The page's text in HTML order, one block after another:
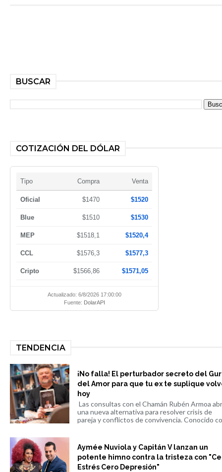
BUSCAR
COTIZACIÓN DEL DÓLAR
Tipo Compra Venta
Oficial $1470 $1520
Blue $1510 $1530
MEP $1518,1 $1520,4
CCL $1576,3 $1577,3
Cripto $1566,86 $1571,05
Actualizado: 6/8/2026 17:00:00
Fuente: DolarAPI
TENDENCIA
¡No falla! El perturbador secreto del
del Amor para que tu ex te suplique
hoy
Las consultas con el Chamán Rubén Armoa
una nueva alternativa para resolver crisis de
pareja y conflictos de convivencia. Conocido
Aymée Nuviola y Capitán V lanzan un
potente himno contra la tristeza con
Estrés Cero Depresión"